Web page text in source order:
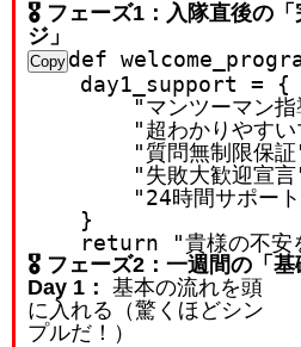
🎖️ フェーズ1：入隊直後の
ジ」
Copy def
    day1_support = {
"マンツーマン
"超わかりやす
"質問無制限保
"失敗大歓迎宣
"24時間サポー
    }
return
"貴様の不安
🎖️ フェーズ2：一週間の「基
Day 1： 基本の流れを頭
に入れる（驚くほどシン
プルだ！）